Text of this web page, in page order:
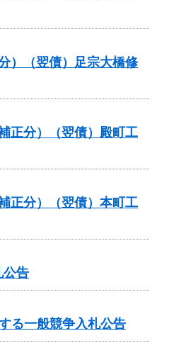
）（翌債）足宗大橋修
正分）（翌債）殿町工
正分）（翌債）本町工
公告
る一般競争入札公告